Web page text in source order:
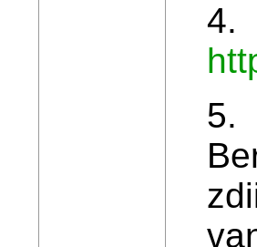
4.
5.